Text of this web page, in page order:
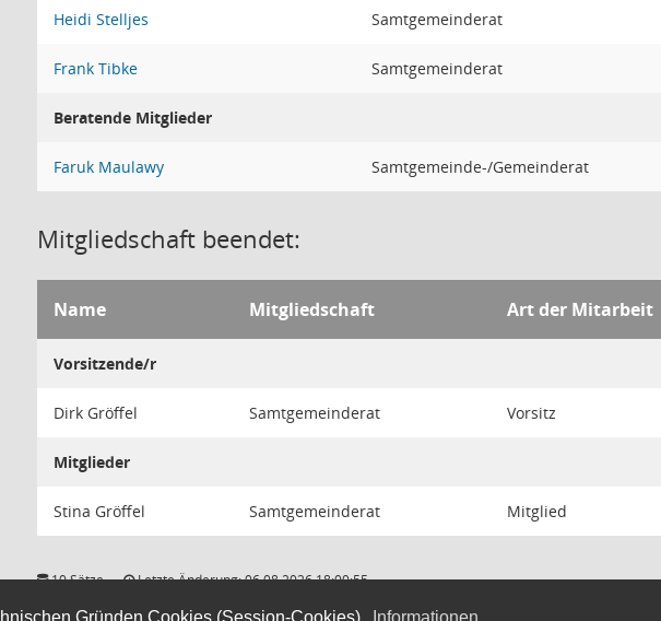
Heidi Stelljes Samtgemeinderat
Frank Tibke Samtgemeinderat
Beratende Mitglieder
Faruk Maulawy Samtgemeinde-/Gemeinderat
Mitgliedschaft beendet:
Name Mitgliedschaft Art der Mitarbeit
Vorsitzende/r
Dirk Gröffel Samtgemeinderat Vorsitz
Mitglieder
Stina Gröffel Samtgemeinderat Mitglied
10 Sätze Letzte Änderung: 06.08.2026 18:00:55